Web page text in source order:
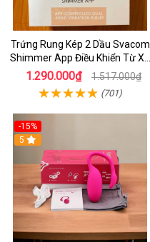
Trứng Rung Kép 2 Dầu Svacom
Shimmer App Điều Khiển Từ Xa
Bằng Ứng Dụng Điện Thoại
1.290.000₫ 1.517.000₫
(701)
-15%
5